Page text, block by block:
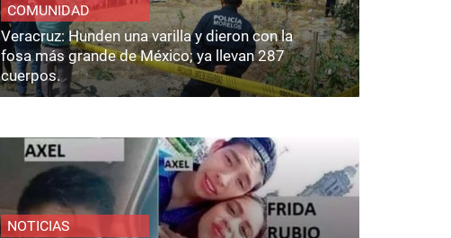
COMUNIDAD
Veracruz: Hunden una varilla y dieron con la
fosa más grande de México; ya llevan 287
cuerpos.
NOTICIAS